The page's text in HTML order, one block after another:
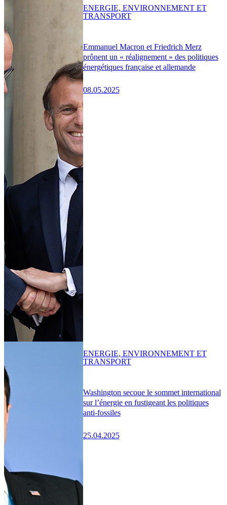
Emmanuel Macron et Friedrich Merz
prônent un « réalignement » des politiques
énergétiques française et allemande
08.05.2025
ENERGIE, ENVIRONNEMENT ET
TRANSPORT
Washington secoue le sommet international
sur l’énergie en fustigeant les politiques
anti-fossiles
25.04.2025
ENERGIE, ENVIRONNEMENT ET
TRANSPORT